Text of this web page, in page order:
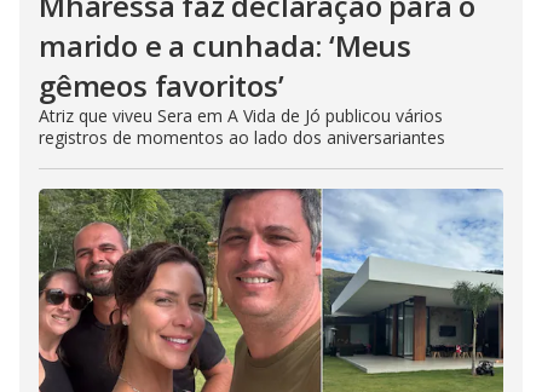
marido e a cunhada: ‘Meus
gêmeos favoritos’
Atriz que viveu Sera em A Vida de Jó publicou vários
registros de momentos ao lado dos aniversariantes